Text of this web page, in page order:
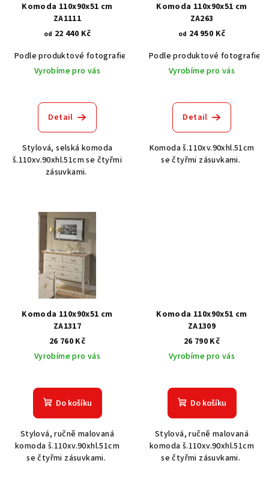
Komoda 110x90x51 cm
ZA1111
od 22 440 Kč
Podle produktové fotografie
Akát vintage BT1551
Dub světlý
Vyrobíme pro vás
Detail
Stylová, selská komoda
š.110xv.90xhl.51cm se čtyřmi
zásuvkami.
Komoda 110x90x51 cm
ZA263
od 24 950 Kč
Podle produktové fotografie
Vyrobíme pro vás
Detail
Komoda š.110xv.90xhl.51cm
se čtyřmi zásuvkami.
Komoda 110x90x51 cm
ZA1317
26 760 Kč
Vyrobíme pro vás
Do košíku
Stylová, ručně malovaná
komoda š.110xv.90xhl.51cm
se čtyřmi zásuvkami.
Komoda 110x90x51 cm
ZA1309
26 790 Kč
Vyrobíme pro vás
Do košíku
Stylová, ručně malovaná
komoda š.110xv.90xhl.51cm
se čtyřmi zásuvkami.